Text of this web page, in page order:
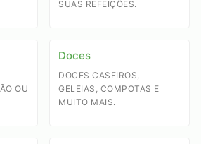
SUAS REFEIÇÕES.
OU
Doces
DOCES CASEIROS,
GELEIAS, COMPOTAS E
MUITO MAIS.